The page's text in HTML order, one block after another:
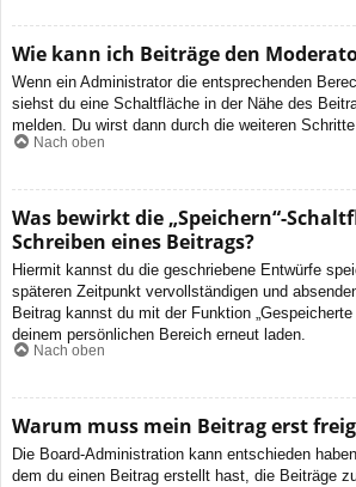
Wie kann ich Beiträge den
Wenn ein Administrator die entsprechenden
siehst du eine Schaltfläche in der Nähe des
melden. Du wirst dann durch die weiteren
Nach oben
Was bewirkt die „Speichern“-
Schreiben eines Beitrags?
Hiermit kannst du die geschriebene Entwürfe
späteren Zeitpunkt vervollständigen und
Beitrag kannst du mit der Funktion
deinem persönlichen Bereich erneut laden.
Nach oben
Warum muss mein Beitrag erst
Die Board-Administration kann entschieden
dem du einen Beitrag erstellt hast, die Beiträge